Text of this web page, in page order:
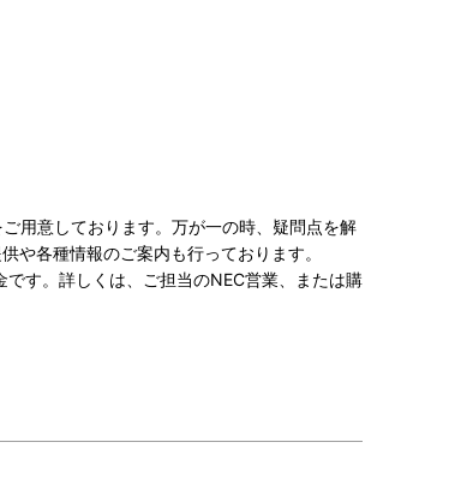
用意しております。万が一の時、疑問点を解
や各種情報のご案内も行っております。
す。詳しくは、ご担当のNEC営業、または購